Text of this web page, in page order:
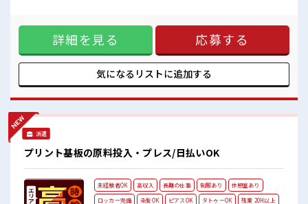
高収入もバッチリ目指せますよ！
OKの仕事≫ 新しいことにチャレンジするのは不安だけど、
しっかり働く環境が整っています！ イチからスキルUP・ステ
ップUP目指していきましょう！ ≪自分に合った期間で働ける
≫ 福利厚生が整った派遣のお仕事です！ ■職場の雰囲気 休憩
室で楽しくランチ♪ 時間があれば昼寝もしちゃおう！ ロッカ
ーあり！ 安心してお仕事に集中♪ 残業はほとんどありませ
詳細を見る 応募する
気になるリストに追加する
派遣
プリント基板の原料投入・プレス/日払いOK
未経験者OK 高収入 長期の仕事 制服あり
休憩室あり
ロッカー完備
染髪OK ピアスOK タトゥーOK
残業 20H以上